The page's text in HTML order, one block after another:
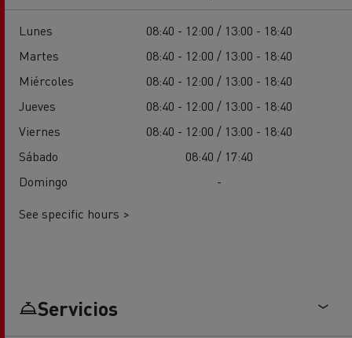
Lunes
08:40 - 12:00 / 13:00 - 18:40
Martes
08:40 - 12:00 / 13:00 - 18:40
Miércoles
08:40 - 12:00 / 13:00 - 18:40
Jueves
08:40 - 12:00 / 13:00 - 18:40
Viernes
08:40 - 12:00 / 13:00 - 18:40
Sábado
08:40 / 17:40
Domingo
-
See specific hours >
Servicios